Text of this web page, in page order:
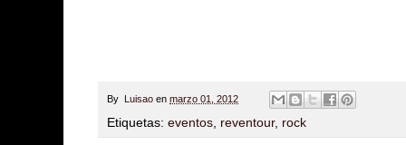
By Luisao en marzo 01, 2012
Etiquetas: eventos reventour, rock